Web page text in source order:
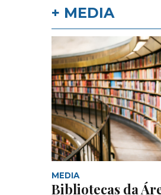
+ MEDIA
MEDIA
Bibliotecas da